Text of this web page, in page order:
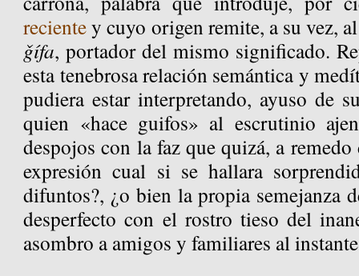
recientey cuyo origen remite, a su vez,
ǧífa, portador del mismo significado.
esta tenebrosa relación semántica y
pudiera estar interpretando, ayuso de
quien «hace guifos» al escrutinio
despojos con la faz que quizá, a remedo
expresión cual si se hallara
difuntos?, ¿o bien la propia semejanza
desperfecto con el rostro tieso del
asombro a amigos y familiares al